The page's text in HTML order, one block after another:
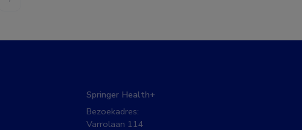
Springer Health+
Bezoekadres:
Varrolaan 114